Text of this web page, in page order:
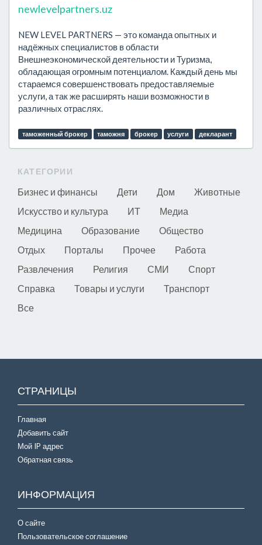
newlevelpartners.uz
NEW LEVEL PARTNERS — это команда опытных и
надёжных специалистов в области
Внешнеэкономической деятельности и Туризма,
обладающая огромным потенциалом. Каждый день мы
стараемся совершенствовать предоставляемые
услуги, а так же расширять наши возможности в
различных отраслях.
таможенный брокер таможня брокер услуги декларант
КАТЕГОРИИ
Бизнес и финансы Дети Дом
Животные
Искусство и культура
ИТ
Медиа
Медицина
Образование
Общество
Отдых
Порталы Прочее
Работа
Развлечения
Религия СМИ
Спорт
Справка
Товары и услуги
Транспорт
Все
СТРАНИЦЫ
Главная
Добавить сайт
Мой IP адрес
Обратная связь
ИНФОРМАЦИЯ
О сайте
Пользовательское соглашение